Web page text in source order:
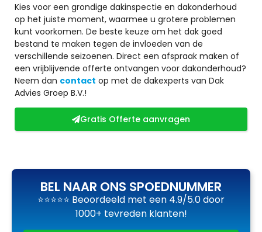
Kies voor een grondige dakinspectie en dakonderhoud
op het juiste moment, waarmee u grotere problemen
kunt voorkomen. De beste keuze om het dak goed
bestand te maken tegen de invloeden van de
verschillende seizoenen. Direct een afspraak maken of
een vrijblijvende offerte ontvangen voor dakonderhoud?
Neem dan contact op met de dakexperts van Dak
Advies Groep B.V.!
Gratis Offerte aanvragen
BEL NAAR ONS SPOEDNUMMER
⭐⭐⭐⭐⭐ Beoordeeld met een 4.9/5.0 door
1000+ tevreden klanten!